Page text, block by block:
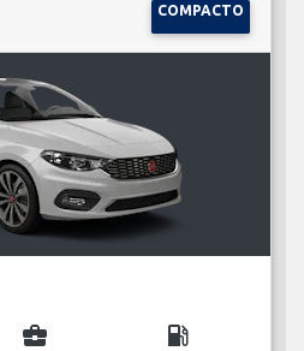
COMPACTO
business_center local_gas_station